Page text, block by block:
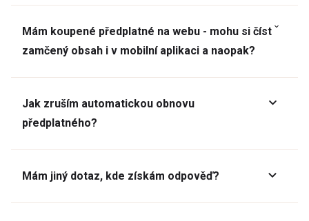
Mám koupené předplatné na webu - mohu si číst
zamčený obsah i v mobilní aplikaci a naopak?
Jak zruším automatickou obnovu
předplatného?
Mám jiný dotaz, kde získám odpověď?